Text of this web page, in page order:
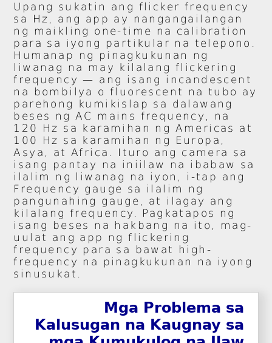
Upang sukatin ang flicker frequency
sa Hz, ang app ay nangangailangan
ng maikling one-time na calibration
para sa iyong partikular na telepono.
Humanap ng pinagkukunan ng
liwanag na may kilalang flickering
frequency — ang isang incandescent
na bombilya o fluorescent na tubo ay
parehong kumikislap sa dalawang
beses ng AC mains frequency, na
120 Hz sa karamihan ng Americas at
100 Hz sa karamihan ng Europa,
Asya, at Africa. Ituro ang camera sa
isang pantay na iniilaw na ibabaw sa
ilalim ng liwanag na iyon, i-tap ang
Frequency gauge sa ilalim ng
pangunahing gauge, at ilagay ang
kilalang frequency. Pagkatapos ng
isang beses na hakbang na ito, mag-
uulat ang app ng flickering
frequency para sa bawat high-
frequency na pinagkukunan na iyong
sinusukat.
Mga Problema sa
Kalusugan na Kaugnay sa